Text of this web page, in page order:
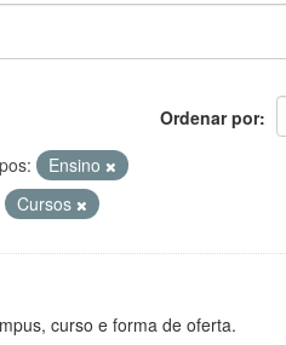
Ordenar por
Ensino
Cursos
curso e forma de oferta.